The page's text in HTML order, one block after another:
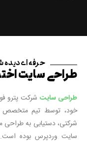
حرفه ای دیده
طراحی سایت
طراحی سایتشرکت پترو
خود، توسط تیم متخصص
شرکتی، دستیابی به طراحی
سایت وردپرس بوده است.